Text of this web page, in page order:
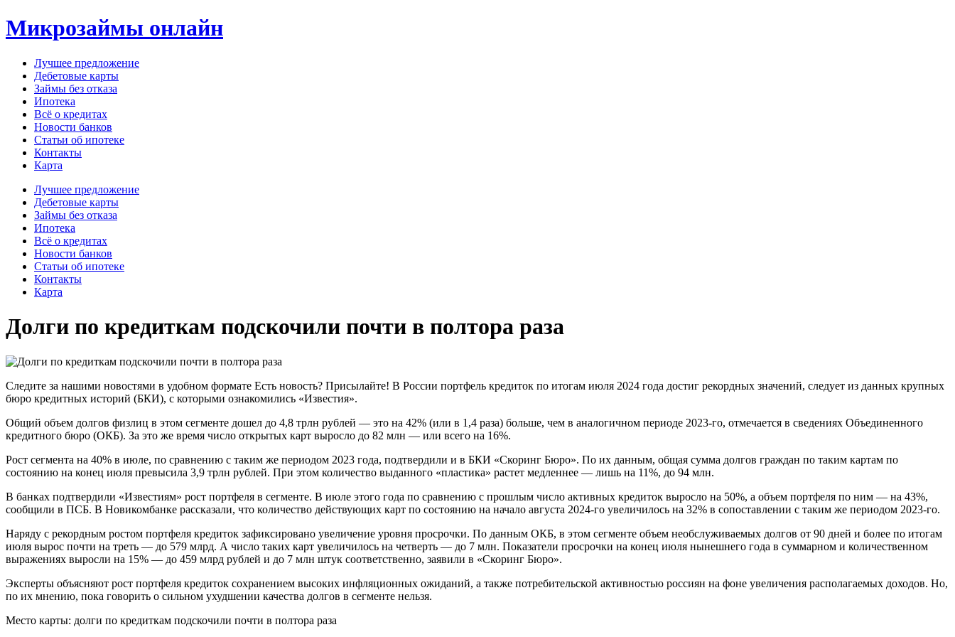
Перейти
к
Микрозаймы онлайн
Лучшее предложение
Дебетовые карты
Займы без отказа
Ипотека
Всё о кредитах
Новости банков
Статьи об ипотеке
Контакты
Карта
Меню Лучшее предложение
Дебетовые карты
Займы без отказа
Ипотека
Всё о кредитах
Новости банков
Статьи об ипотеке
Контакты
Карта
Долги по кредиткам подскочили почти в полтора раза
Следите за нашими новостями в удобном формате Есть новость? Присылайте! В России портфель кредиток по итогам июля 2024 года достиг рекордных значений, следует из данных крупных
бюро кредитных историй (БКИ), с которыми ознакомились «Известия».
Общий объем долгов физлиц в этом сегменте дошел до 4,8 трлн рублей — это на 42% (или в 1,4 раза) больше, чем в аналогичном периоде 2023-го, отмечается в сведениях Объединенного
кредитного бюро (ОКБ). За это же время число открытых карт выросло до 82 млн — или всего на 16%.
Рост сегмента на 40% в июле, по сравнению с таким же периодом 2023 года, подтвердили и в БКИ «Скоринг Бюро». По их данным, общая сумма долгов граждан по таким картам по
состоянию на конец июля превысила 3,9 трлн рублей. При этом количество выданного «пластика» растет медленнее — лишь на 11%, до 94 млн.
В банках подтвердили «Известиям» рост портфеля в сегменте. В июле этого года по сравнению с прошлым число активных кредиток выросло на 50%, а объем портфеля по ним — на 43%,
сообщили в ПСБ. В Новикомбанке рассказали, что количество действующих карт по состоянию на начало августа 2024-го увеличилось на 32% в сопоставлении с таким же периодом 2023-го.
Наряду с рекордным ростом портфеля кредиток зафиксировано увеличение уровня просрочки. По данным ОКБ, в этом сегменте объем необслуживаемых долгов от 90 дней и более по итогам
июля вырос почти на треть — до 579 млрд. А число таких карт увеличилось на четверть — до 7 млн. Показатели просрочки на конец июля нынешнего года в суммарном и количественном
выражениях выросли на 15% — до 459 млрд рублей и до 7 млн штук соответственно, заявили в «Скоринг Бюро».
Эксперты объясняют рост портфеля кредиток сохранением высоких инфляционных ожиданий, а также потребительской активностью россиян на фоне увеличения располагаемых доходов. Но,
по их мнению, пока говорить о сильном ухудшении качества долгов в сегменте нельзя.
Место карты: долги по кредиткам подскочили почти в полтора раза